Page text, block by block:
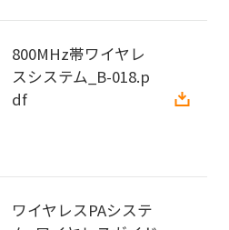
800MHz帯ワイヤレ
スシステム_B-018.p
df
ワイヤレスPAシステ